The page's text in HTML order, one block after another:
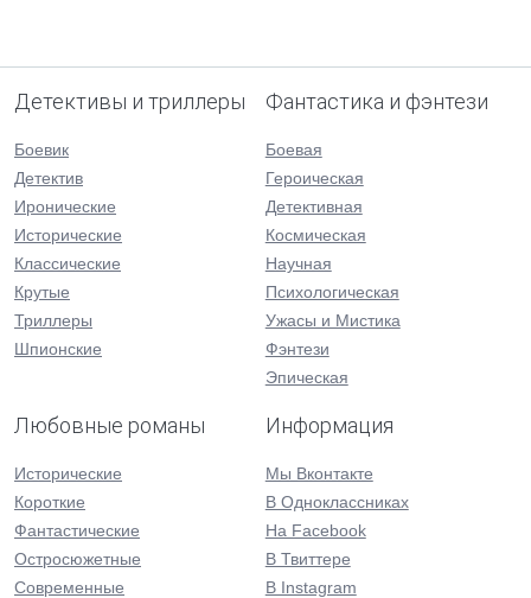
Детективы и триллеры
Боевик
Детектив
Иронические
Исторические
Классические
Крутые
Триллеры
Шпионские
Фантастика и фэнтези
Боевая
Героическая
Детективная
Космическая
Научная
Психологическая
Ужасы и Мистика
Фэнтези
Эпическая
Любовные романы
Исторические
Короткие
Фантастические
Остросюжетные
Современные
Информация
Мы Вконтакте
В Одноклассниках
На Facebook
В Твиттере
В Instagram